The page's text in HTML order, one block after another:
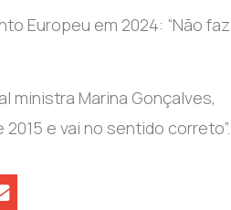
Europeu em 2024: “Não faz
ministra Marina Gonçalves,
e vai no sentido correto”.